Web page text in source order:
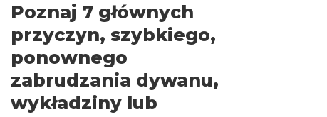
Poznaj 7 głównych
przyczyn, szybkiego,
ponownego
zabrudzania dywanu,
wykładziny lub